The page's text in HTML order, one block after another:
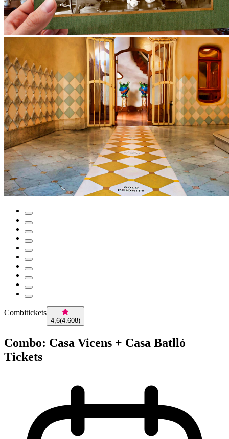
Combitickets
4,6(4.608)
Combo: Casa Vicens + Casa Batlló
Tickets